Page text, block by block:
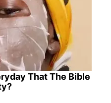
That The Bible